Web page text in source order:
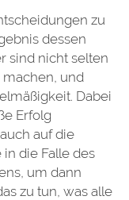
zu
dessen
sind nicht selten
machen, und
Dabei
Erfolg
auf die
die Falle des
um dann
zu tun, was alle